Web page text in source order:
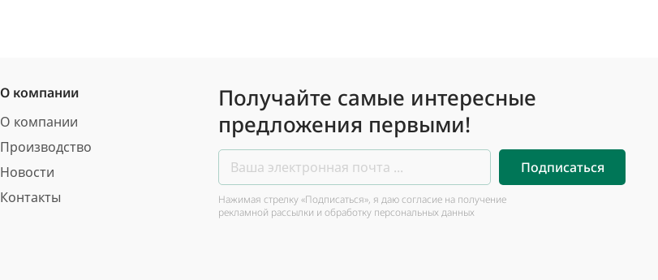
О компании
О компании
Производство
Новости
Контакты
Получайте самые интересные
предложения первыми!
Подписаться
Нажимая стрелку «Подписаться», я даю согласие на получение
рекламной рассылки и обработку персональных данных